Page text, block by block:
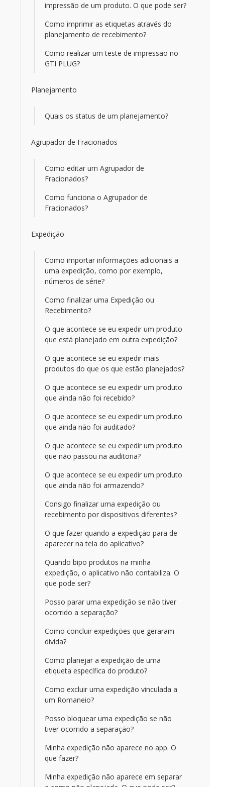
impressão de um produto. O que pode ser?
Como imprimir as etiquetas através do
planejamento de recebimento?
Como realizar um teste de impressão no
GTI PLUG?
Planejamento
Quais os status de um planejamento?
Agrupador de Fracionados
Como editar um Agrupador de
Fracionados?
Como funciona o Agrupador de
Fracionados?
Expedição
Como importar informações adicionais a
uma expedição, como por exemplo,
números de série?
Como finalizar uma Expedição ou
Recebimento?
O que acontece se eu expedir um produto
que está planejado em outra expedição?
O que acontece se eu expedir mais
produtos do que os que estão planejados?
O que acontece se eu expedir um produto
que ainda não foi recebido?
O que acontece se eu expedir um produto
que ainda não foi auditado?
O que acontece se eu expedir um produto
que não passou na auditoria?
O que acontece se eu expedir um produto
que ainda não foi armazendo?
Consigo finalizar uma expedição ou
recebimento por dispositivos diferentes?
O que fazer quando a expedição para de
aparecer na tela do aplicativo?
Quando bipo produtos na minha
expedição, o aplicativo não contabiliza. O
que pode ser?
Posso parar uma expedição se não tiver
ocorrido a separação?
Como concluir expedições que geraram
dívida?
Como planejar a expedição de uma
etiqueta específica do produto?
Como excluir uma expedição vinculada a
um Romaneio?
Posso bloquear uma expedição se não
tiver ocorrido a separação?
Minha expedição não aparece no app. O
que fazer?
Minha expedição não aparece em separar